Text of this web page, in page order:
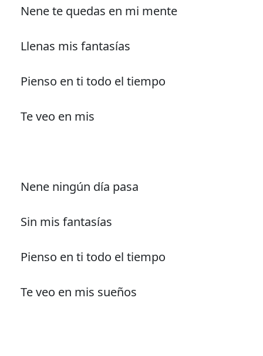
Nene te quedas en mi mente
Llenas mis fantasías
Pienso en ti todo el tiempo
Te veo en mis
Nene ningún día pasa
Sin mis fantasías
Pienso en ti todo el tiempo
Te veo en mis sueños